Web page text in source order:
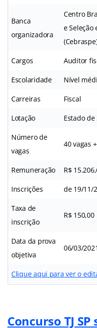
Banca
organizadora
Centro
e Seleção
Cargos Auditor
Escolaridade Nível
Carreiras Fiscal
Lotação Estado
Número de
vagas
40 vagas
Remuneração R$
Inscrições de 19/11/
Taxa de
inscrição
R$ 150,00
Data da prova
objetiva
06/03/2021
Clique aqui para ver o
Concurso TJ SP